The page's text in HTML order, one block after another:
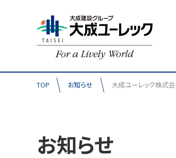
TOP お知らせ 大成ユーレック株式
お知らせ